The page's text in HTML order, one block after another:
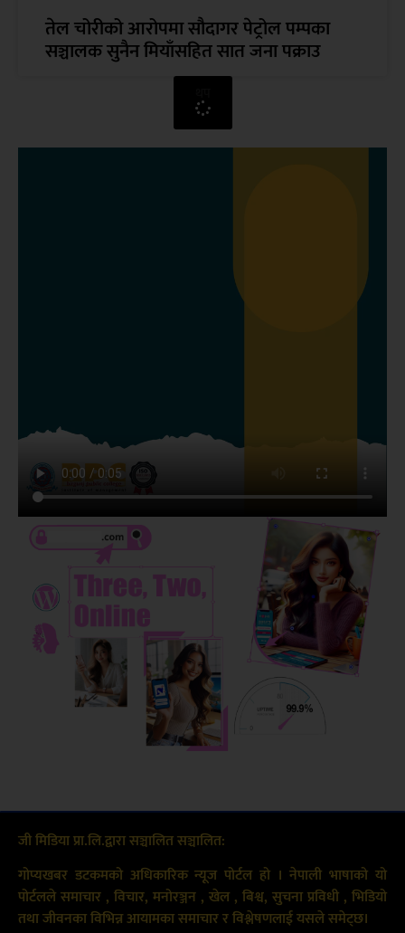
तेल चोरीको आरोपमा सौदागर पेट्रोल पम्पका
सञ्चालक सुनैन मियाँसहित सात जना पक्राउ
जी मिडिया प्रा.लि.द्वारा सञ्चालित सञ्चालित:
गोप्यखबर डटकमको अधिकारिक न्यूज पोर्टल हो । नेपाली भाषाको यो
पोर्टलले समाचार , विचार, मनोरञ्जन , खेल , बिश्व, सुचना प्रविधी , भिडियो
तथा जीवनका विभिन्न आयामका समाचार र विश्लेषणलाई यसले समेट्छ।